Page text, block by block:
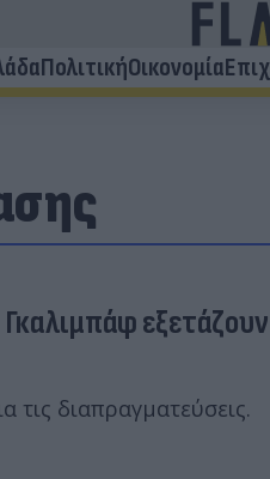
ΠολιτικήΟικονομία
εξετάζουν
τις διαπραγματεύσεις.